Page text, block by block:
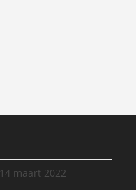
14 maart 2022